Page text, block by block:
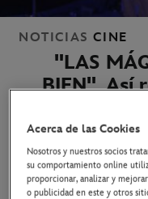
NOTICIAS CINE
"LAS
BIEN"Así
David
estreno de
24 de septiembre de 2023
Acerca de las Cookies
Nosotros y nuestros socios
su comportamiento online
proporcionar, analizar y
o publicidad en este y otros